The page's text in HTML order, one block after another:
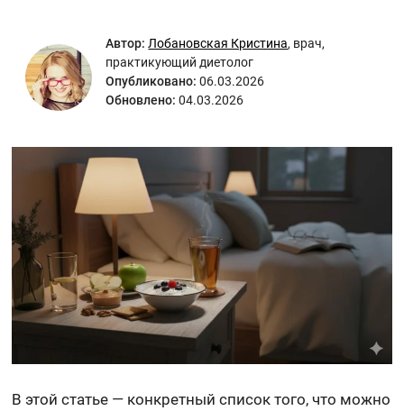
Автор: Лобановская Кристина, врач,
практикующий диетолог
Опубликовано: 06.03.2026
Обновлено: 04.03.2026
В этой статье — конкретный список того, что можно